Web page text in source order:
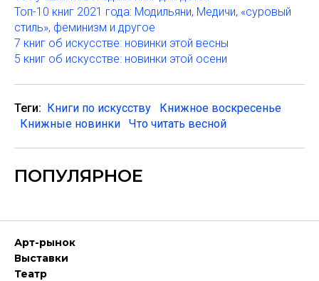
Топ-10 книг 2021 года: Модильяни, Медичи, «суровый
стиль», феминизм и другое
7 книг об искусстве: новинки этой весны
5 книг об искусстве: новинки этой осени
Теги: Книги по искусству
Книжное воскресенье
Книжные новинки
Что читать весной
ПОПУЛЯРНОЕ
Арт-рынок
Выставки
Театр